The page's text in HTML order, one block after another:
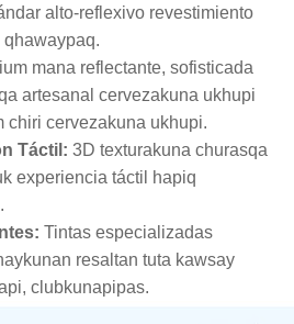
alto-reflexivo revestimiento
qhawaypaq.
mana reflectante, sofisticada
artesanal cervezakuna ukhupi
chiri cervezakuna ukhupi.
Táctil: 3D texturakuna churasqa
experiencia táctil hapiq
Tintas especializadas
resaltan tuta kawsay
clubkunapipas.